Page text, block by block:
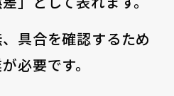
具合を確認するため
必要です。